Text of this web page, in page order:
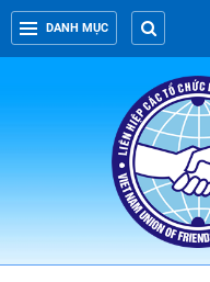
DANH MỤC